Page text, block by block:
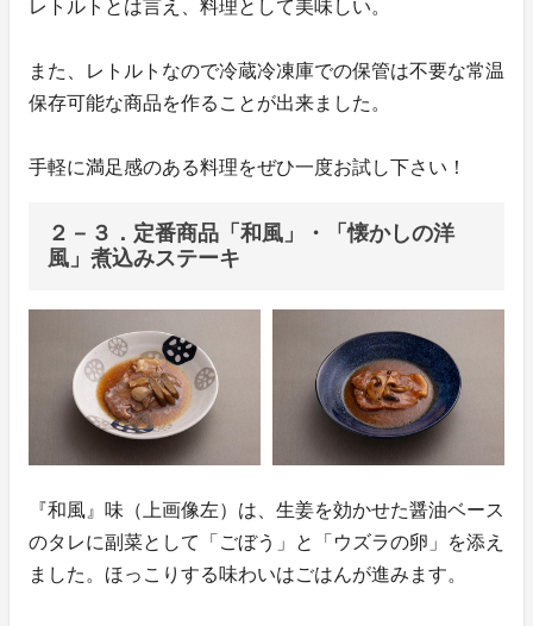
レトルトとは言え、料理として美味しい。
また、レトルトなので冷蔵冷凍庫での保管は不要な常温
保存可能な商品を作ることが出来ました。
手軽に満足感のある料理をぜひ一度お試し下さい！
２－３．定番商品「和風」・「懐かしの洋
風」煮込みステーキ
『和風』味（上画像左）は、生姜を効かせた醤油ベース
のタレに副菜として「ごぼう」と「ウズラの卵」を添え
ました。ほっこりする味わいはごはんが進みます。